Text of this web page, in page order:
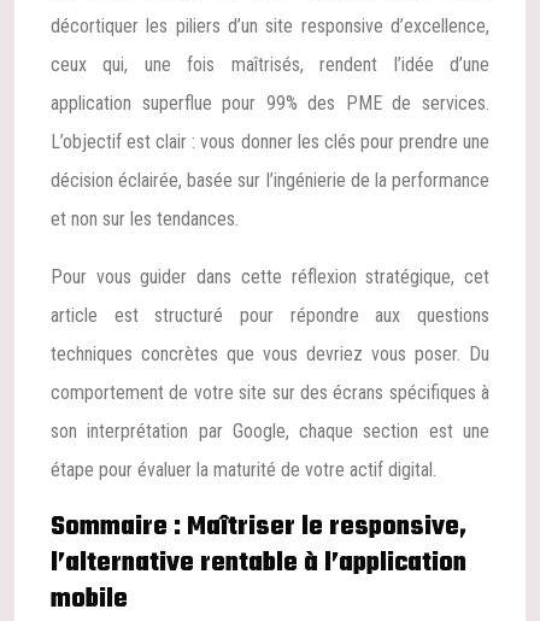
décortiquer les piliers d’un site responsive d’excellence,
ceux qui, une fois maîtrisés, rendent l’idée d’une
application superflue pour 99% des PME de services.
L’objectif est clair : vous donner les clés pour prendre une
décision éclairée, basée sur l’ingénierie de la performance
et non sur les tendances.
Pour vous guider dans cette réflexion stratégique, cet
article est structuré pour répondre aux questions
techniques concrètes que vous devriez vous poser. Du
comportement de votre site sur des écrans spécifiques à
son interprétation par Google, chaque section est une
étape pour évaluer la maturité de votre actif digital.
Sommaire : Maîtriser le responsive,
l’alternative rentable à l’application
mobile